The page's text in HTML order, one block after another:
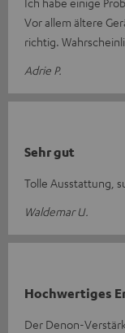
Vor allem ältere
richtig.
Adrie P.
Sehr gut
Tolle Ausstattung,
Waldemar U.
Hochwertiges
Der Denon-